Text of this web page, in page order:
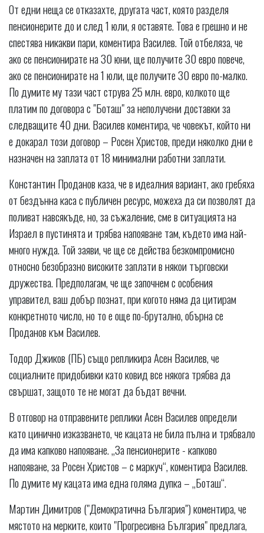
От едни неща се отказахте, другата част, която разделя
пенсионерите до и след 1 юли, я оставяте. Това е грешно и не
спестява никакви пари, коментира Василев. Той отбеляза, че
ако се пенсионирате на 30 юни, ще получите 30 евро повече,
ако се пенсионирате на 1 юли, ще получите 30 евро по-малко.
По думите му тази част струва 25 млн. евро, колкото ще
платим по договора с "Боташ" за неполучени доставки за
следващите 40 дни. Василев коментира, че човекът, който ни
е докарал този договор – Росен Христов, преди няколко дни е
назначен на заплата от 18 минимални работни заплати.
Константин Проданов каза, че в идеалния вариант, ако гребяха
от бездънна каса с публичен ресурс, можеха да си позволят да
поливат навсякъде, но, за съжаление, сме в ситуацията на
Израел в пустинята и трябва напояване там, където има най-
много нужда. Той заяви, че ще се действа безкомпромисно
относно безобразно високите заплати в някои търговски
дружества. Предполагам, че ще започнем с особения
управител, ваш добър познат, при когото няма да цитирам
конкретното число, но то е още по-брутално, обърна се
Проданов към Василев.
Тодор Джиков (ПБ) също репликира Асен Василев, че
социалните придобивки като ковид все някога трябва да
свършат, защото те не могат да бъдат вечни.
В отговор на отправените реплики Асен Василев определи
като цинично изказването, че кацата не била пълна и трябвало
да има капково напояване. „За пенсионерите - капково
напояване, за Росен Христов – с маркуч“, коментира Василев.
По думите му кацата има една голяма дупка – „Боташ“.
Мартин Димитров ("Демократична България") коментира, че
мястото на мерките, които "Прогресивна България" предлага,